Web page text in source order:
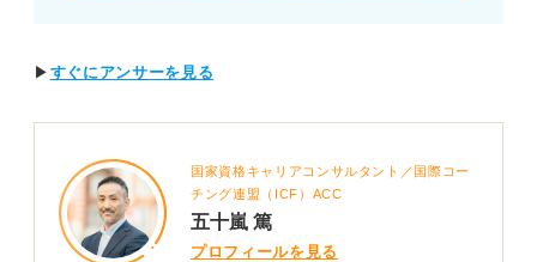
▶ すぐにアンサーを見る
国家資格キャリアコンサルタント／国際コー
チング連盟（ICF）ACC
五十嵐 篤
プロフィールを見る